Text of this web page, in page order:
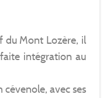
du Mont Lozère, il
intégration au
avec ses